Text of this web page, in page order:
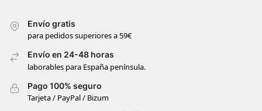
Envío gratis
para pedidos superiores a 59€
Envío en 24-48 horas
laborables para España península.
Pago 100% seguro
Tarjeta / PayPal / Bizum